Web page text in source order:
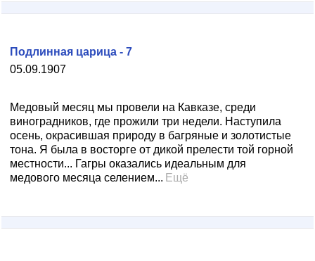
05.09.1907
Подлинная царица - 7
Медовый месяц мы провели на Кавказе, среди
виноградников, где прожили три недели. Наступила
осень, окрасившая природу в багряные и золотистые
тона. Я была в восторге от дикой прелести той горной
местности... Гагры оказались идеальным для
медового месяца селением... Ещё